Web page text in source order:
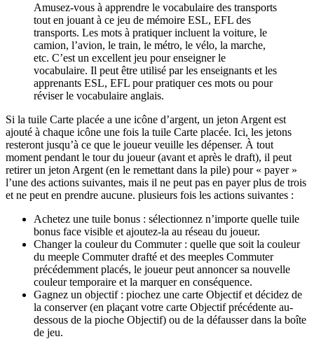
Amusez-vous à apprendre le vocabulaire des transports
tout en jouant à ce jeu de mémoire ESL, EFL des
transports. Les mots à pratiquer incluent la voiture, le
camion, l’avion, le train, le métro, le vélo, la marche,
etc. C’est un excellent jeu pour enseigner le
vocabulaire. Il peut être utilisé par les enseignants et les
apprenants ESL, EFL pour pratiquer ces mots ou pour
réviser le vocabulaire anglais.
Si la tuile Carte placée a une icône d’argent, un jeton Argent est
ajouté à chaque icône une fois la tuile Carte placée. Ici, les jetons
resteront jusqu’à ce que le joueur veuille les dépenser. À tout
moment pendant le tour du joueur (avant et après le draft), il peut
retirer un jeton Argent (en le remettant dans la pile) pour « payer »
l’une des actions suivantes, mais il ne peut pas en payer plus de trois
et ne peut en prendre aucune. plusieurs fois les actions suivantes :
Achetez une tuile bonus : sélectionnez n’importe quelle tuile
bonus face visible et ajoutez-la au réseau du joueur.
Changer la couleur du Commuter : quelle que soit la couleur
du meeple Commuter drafté et des meeples Commuter
précédemment placés, le joueur peut annoncer sa nouvelle
couleur temporaire et la marquer en conséquence.
Gagnez un objectif : piochez une carte Objectif et décidez de
la conserver (en plaçant votre carte Objectif précédente au-
dessous de la pioche Objectif) ou de la défausser dans la boîte
de jeu.